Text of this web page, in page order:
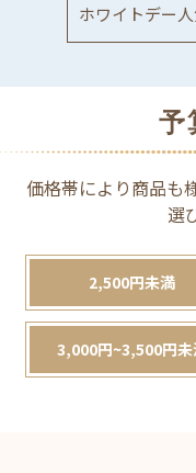
ホワイトデー
予
価格帯により商品も
選
2,500円未満
3,000円~3,500円未